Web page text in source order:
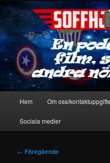
Hoppa
primärt
innehållSoffhjältarna
En podcast om film, spel & andra
Hem Om oss/
Sociala medier
Inläggsnavigering
← Föregående